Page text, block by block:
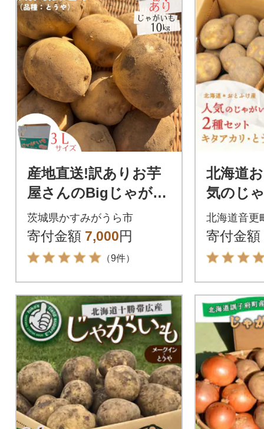
産地直送!訳ありお芋
屋さんのBigじゃがい
も(品種:とうや)10kg
茨城県かすみがうら市
寄付金額 7,000円
（9件）
北海道
気の
とう
カリ 2
kg 【
北海道音更
寄付金額